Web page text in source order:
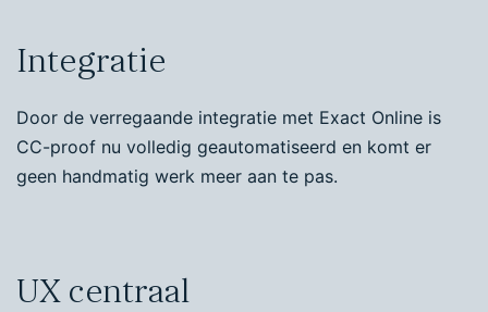
Integratie
Door de verregaande integratie met Exact Online is
CC-proof nu volledig geautomatiseerd en komt er
geen handmatig werk meer aan te pas.
UX centraal